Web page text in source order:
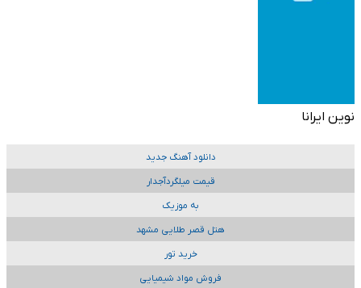
نوین ایرانا
دانلود آهنگ جدید
قیمت میلگردآجدار
به موزیک
هتل قصر طلایی مشهد
خرید تور
فروش مواد شیمیایی